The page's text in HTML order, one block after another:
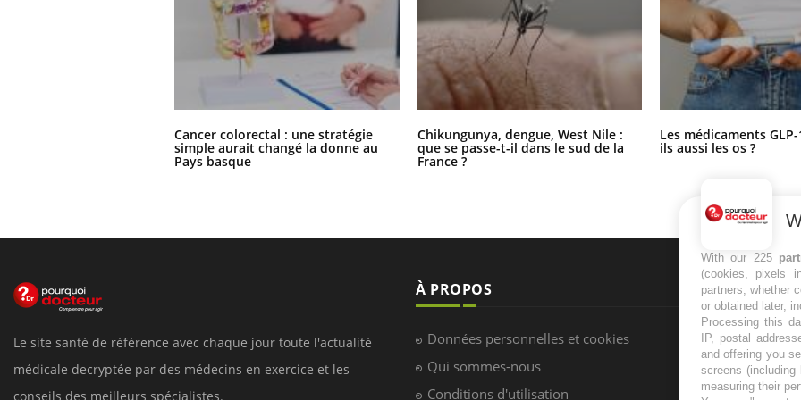
Cancer colorectal : une stratégie
simple aurait changé la donne au
Pays basque
Chikungunya, dengue, West Nile :
que se passe-t-il dans le sud de la
France ?
Les médicaments
ils aussi les os ?
Le site santé de référence avec chaque jour toute l'actualité
médicale decryptée par des médecins en exercice et les
conseils des meilleurs spécialistes.
À PROPOS
Données personnelles et cookies
Qui sommes-nous
Conditions d'utilisation
Recevez
infos santé
With our 225
(cookies, pixels
partners, whether
or obtained later,
Processing this
IP, postal
and offering you
screens
measuring their